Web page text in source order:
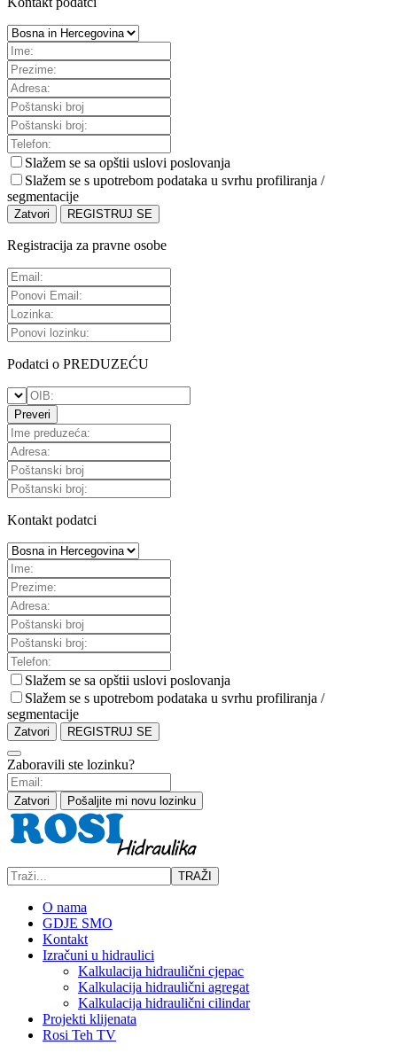
Slažem se sa opštii uslovi poslovanja
Slažem se s upotrebom podataka u svrhu profiliranja /
segmentacije
Zatvori REGISTRUJ SE
Registracija za pravne osobe
Podatci o PREDUZEĆU
Preveri
Kontakt podatci
Slažem se sa opštii uslovi poslovanja
Slažem se s upotrebom podataka u svrhu profiliranja /
segmentacije
Zatvori REGISTRUJ SE
Zaboravili ste lozinku?
Zatvori Pošaljite mi novu lozinku
TRAŽI
O nama
GDJE SMO
Kontakt
Izračuni u hidraulici
Kalkulacija hidraulični cjepac
Kalkulacija hidraulični agregat
Kalkulacija hidraulični cilindar
Projekti klijenata
Rosi Teh TV